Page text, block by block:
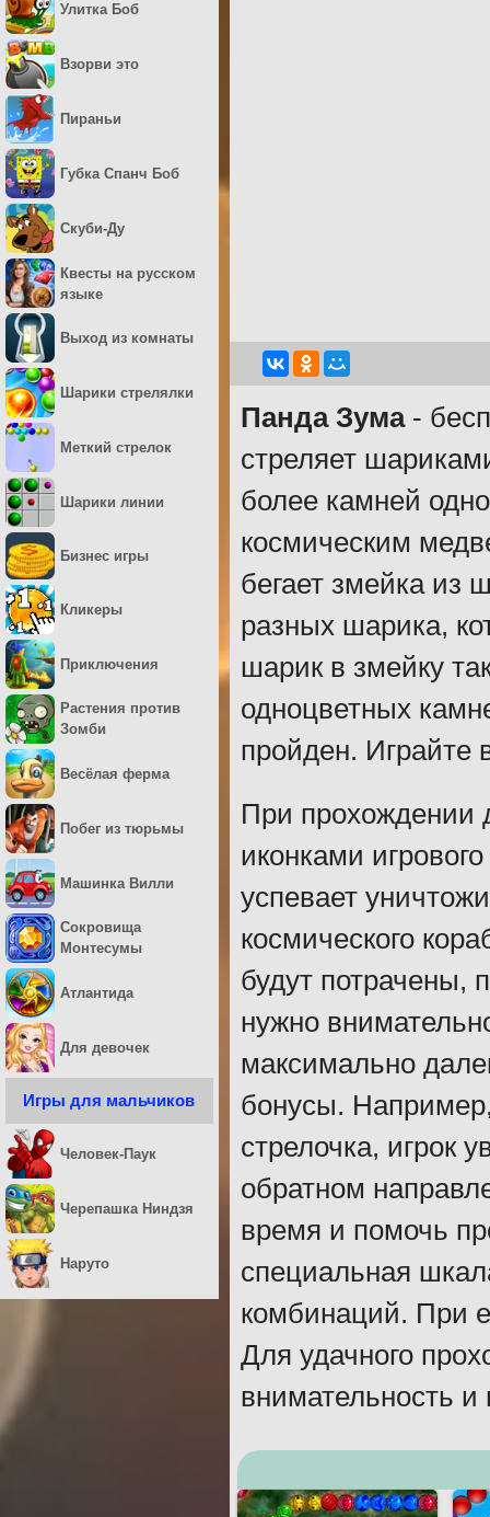
Панда Зума-
стреляет
более камней
космическим
бегает змейка из
разных шарика,
шарик в змейку
одноцветных
пройден. Играйте
При прохождении
иконками
успевает
космического
будут потрачены,
нужно
максимально
бонусы.
стрелочка, игрок
обратном
время и помочь
специальная
комбинаций. При
Для удачного
внимательность и
Улитка Боб
Взорви это
Пираньи
Губка Спанч Боб
Скуби-Ду
Квесты на русском
языке
Выход из комнаты
Шарики стрелялки
Меткий стрелок
Шарики линии
Бизнес игры
Кликеры
Приключения
Растения против
Зомби
Весёлая ферма
Побег из тюрьмы
Машинка Вилли
Сокровища
Монтесумы
Атлантида
Для девочек
Игры для мальчиков
Человек-Паук
Черепашка Ниндзя
Наруто